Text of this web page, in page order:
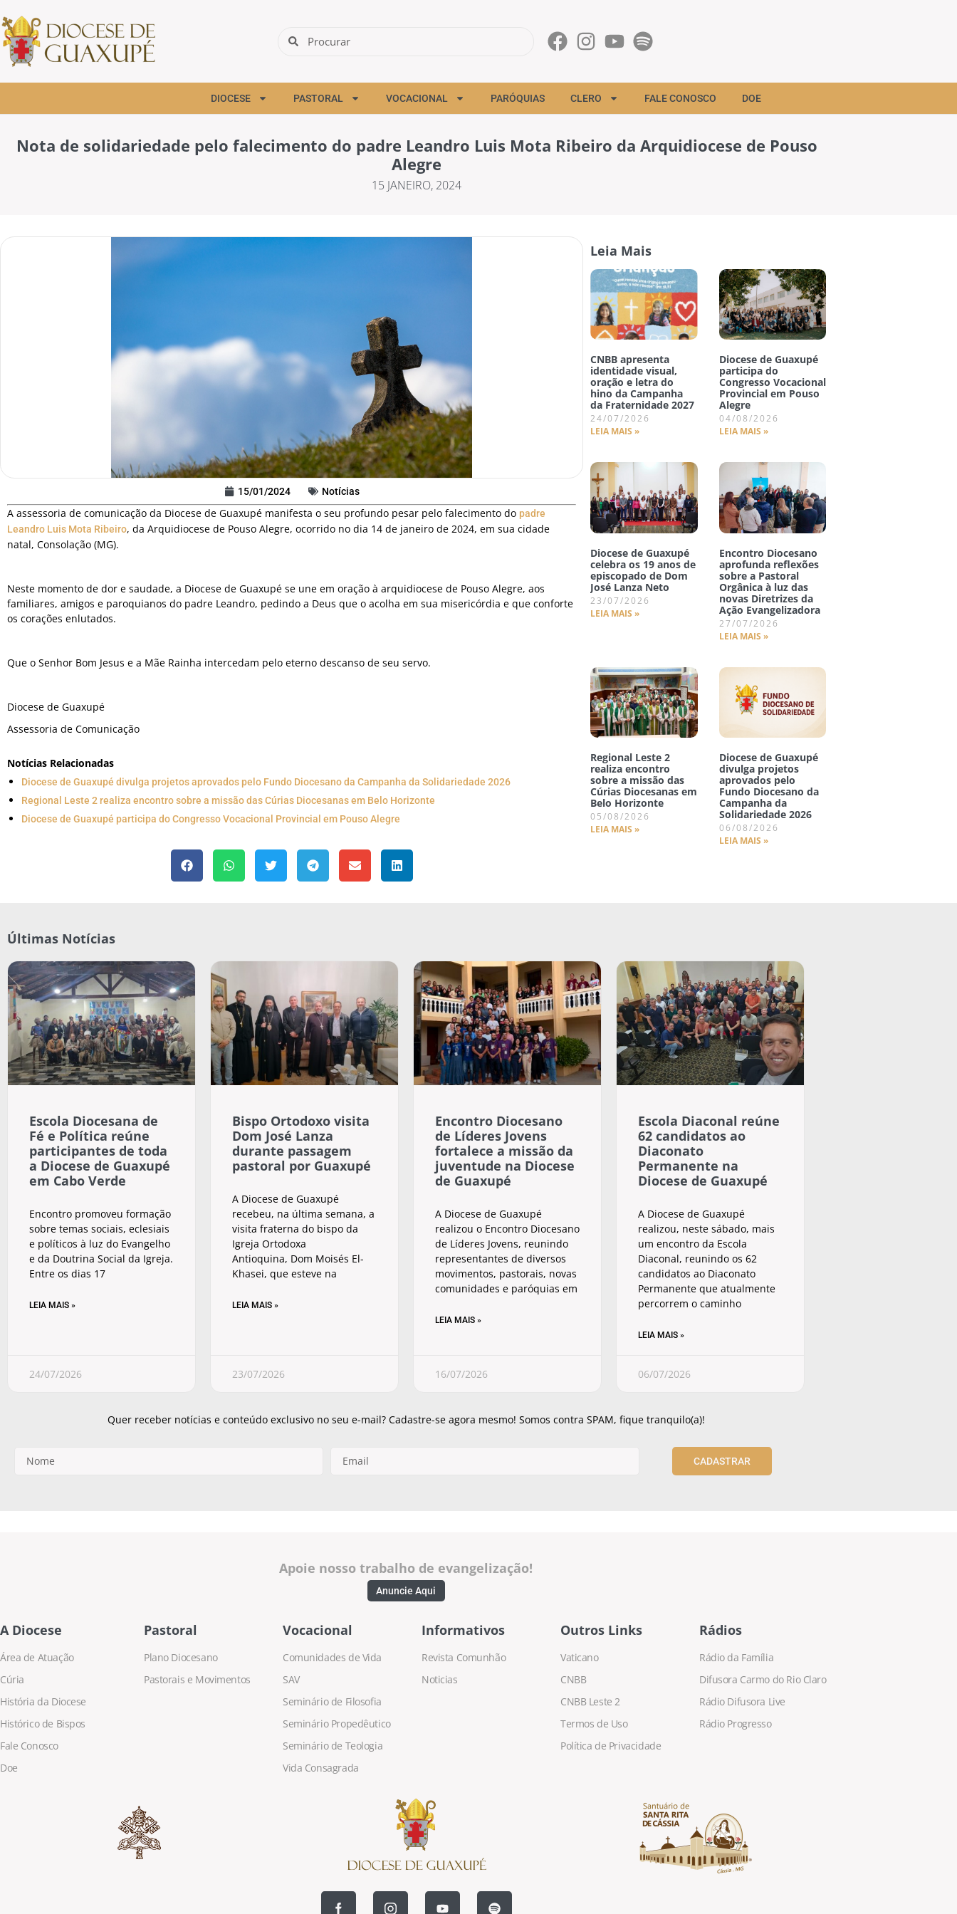
DIOCESE PASTORAL VOCACIONAL PARÓQUIAS CLERO FALE CONOSCO DOE
Nota de solidariedade pelo falecimento do padre Leandro Luis Mota Ribeiro da Arquidiocese de Pouso
Alegre
15 JANEIRO, 2024
15/01/2024 Notícias
A assessoria de comunicação da Diocese de Guaxupé manifesta o seu profundo pesar pelo falecimento do padre
Leandro Luis Mota Ribeiro, da Arquidiocese de Pouso Alegre, ocorrido no dia 14 de janeiro de 2024, em sua cidade
natal, Consolação (MG).
Neste momento de dor e saudade, a Diocese de Guaxupé se une em oração à arquidiocese de Pouso Alegre, aos
familiares, amigos e paroquianos do padre Leandro, pedindo a Deus que o acolha em sua misericórdia e que conforte
os corações enlutados.
Que o Senhor Bom Jesus e a Mãe Rainha intercedam pelo eterno descanso de seu servo.
Diocese de Guaxupé
Assessoria de Comunicação
Notícias Relacionadas
Diocese de Guaxupé divulga projetos aprovados pelo Fundo Diocesano da Campanha da Solidariedade 2026
Regional Leste 2 realiza encontro sobre a missão das Cúrias Diocesanas em Belo Horizonte
Diocese de Guaxupé participa do Congresso Vocacional Provincial em Pouso Alegre
Leia Mais
CNBB apresenta
identidade visual,
oração e letra do
hino da Campanha
da Fraternidade 2027
24/07/2026
LEIA MAIS »
Diocese de Guaxupé
participa do
Congresso Vocacional
Provincial em Pouso
Alegre
04/08/2026
LEIA MAIS »
Diocese de Guaxupé
celebra os 19 anos de
episcopado de Dom
José Lanza Neto
23/07/2026
LEIA MAIS »
Encontro Diocesano
aprofunda reflexões
sobre a Pastoral
Orgânica à luz das
novas Diretrizes da
Ação Evangelizadora
27/07/2026
LEIA MAIS »
Regional Leste 2
realiza encontro
sobre a missão das
Cúrias Diocesanas em
Belo Horizonte
05/08/2026
LEIA MAIS »
Diocese de Guaxupé
divulga projetos
aprovados pelo
Fundo Diocesano da
Campanha da
Solidariedade 2026
06/08/2026
LEIA MAIS »
Últimas Notícias
Escola Diocesana de
Fé e Política reúne
participantes de toda
a Diocese de Guaxupé
em Cabo Verde
Encontro promoveu formação
sobre temas sociais, eclesiais
e políticos à luz do Evangelho
e da Doutrina Social da Igreja.
Entre os dias 17
LEIA MAIS »
24/07/2026
Bispo Ortodoxo visita
Dom José Lanza
durante passagem
pastoral por Guaxupé
A Diocese de Guaxupé
recebeu, na última semana, a
visita fraterna do bispo da
Igreja Ortodoxa
Antioquina, Dom Moisés El-
Khasei, que esteve na
LEIA MAIS »
23/07/2026
Encontro Diocesano
de Líderes Jovens
fortalece a missão da
juventude na Diocese
de Guaxupé
A Diocese de Guaxupé
realizou o Encontro Diocesano
de Líderes Jovens, reunindo
representantes de diversos
movimentos, pastorais, novas
comunidades e paróquias em
LEIA MAIS »
16/07/2026
Escola Diaconal reúne
62 candidatos ao
Diaconato
Permanente na
Diocese de Guaxupé
A Diocese de Guaxupé
realizou, neste sábado, mais
um encontro da Escola
Diaconal, reunindo os 62
candidatos ao Diaconato
Permanente que atualmente
percorrem o caminho
LEIA MAIS »
06/07/2026
Quer receber notícias e conteúdo exclusivo no seu e-mail? Cadastre-se agora mesmo! Somos contra SPAM, fique tranquilo(a)!
CADASTRAR
Apoie nosso trabalho de evangelização!
Anuncie Aqui
A Diocese
Área de Atuação
Cúria
História da Diocese
Histórico de Bispos
Fale Conosco
Doe
Pastoral
Plano Diocesano
Pastorais e Movimentos
Vocacional
Comunidades de Vida
SAV
Seminário de Filosofia
Seminário Propedêutico
Seminário de Teologia
Vida Consagrada
Informativos
Revista Comunhão
Noticias
Outros Links
Vaticano
CNBB
CNBB Leste 2
Termos de Uso
Política de Privacidade
Rádios
Rádio da Família
Difusora Carmo do Rio Claro
Rádio Difusora Live
Rádio Progresso